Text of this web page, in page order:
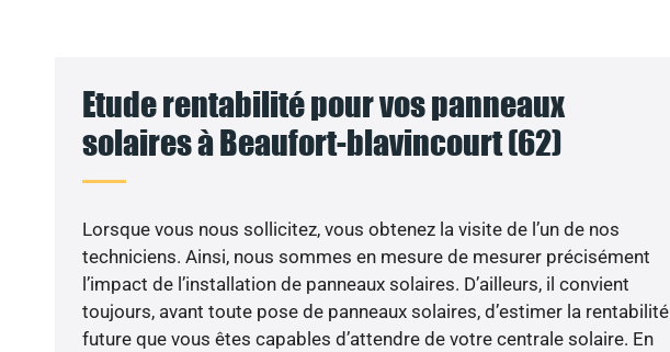
Etude rentabilité pour vos panneaux
solaires à Beaufort-blavincourt (62)
Lorsque vous nous sollicitez, vous obtenez la visite de l’un de nos
techniciens. Ainsi, nous sommes en mesure de mesurer précisément
l’impact de l’installation de panneaux solaires. D’ailleurs, il convient
toujours, avant toute pose de panneaux solaires, d’estimer la rentabilité
future que vous êtes capables d’attendre de votre centrale solaire. En